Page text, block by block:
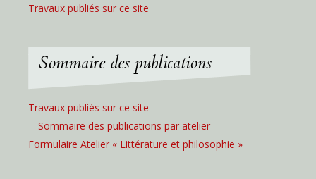
Travaux publiés sur ce site
Sommaire des publications
Travaux publiés sur ce site
Sommaire des publications par atelier
Formulaire Atelier « Littérature et philosophie »